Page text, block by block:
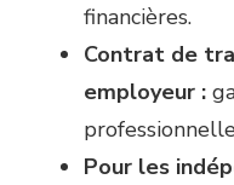
financières.
Contrat de
employeur :
Pour les